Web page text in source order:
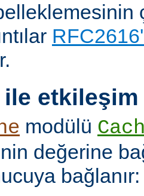
etkileşim
modülü
değerine
bağlanır: